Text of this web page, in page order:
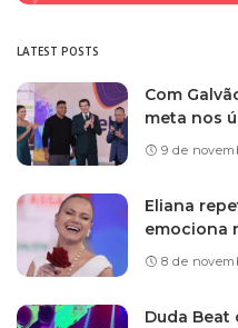
LATEST POSTS
Com
meta nos
9 de
Eliana
emociona
8 de
Duda Beat